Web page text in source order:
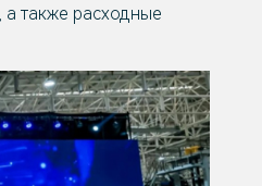
а также расходные